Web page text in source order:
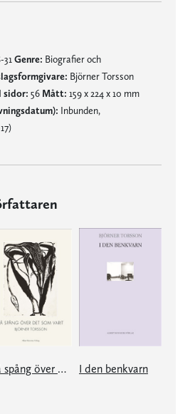
31 Genre: Biografier och
Björner Torsson
sidor: 56 Mått: 159 x 224 x 10 mm
Inbunden,
På spång över det som varit I den benkvarn